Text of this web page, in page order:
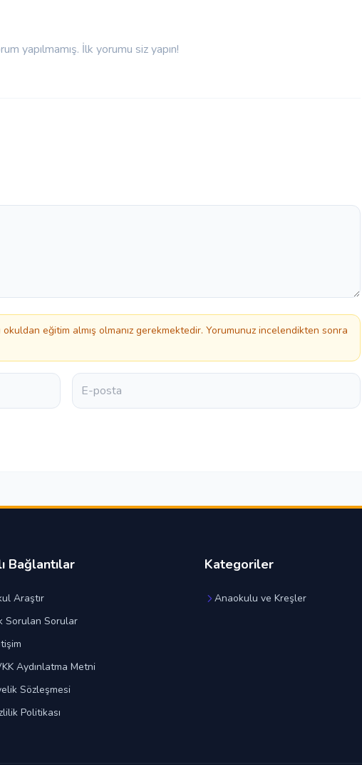
yapılmamış. İlk yorumu siz yapın!
eğitim almış olmanız gerekmektedir. Yorumunuz incelendikten sonra
Bağlantılar
Araştır
Sorulan Sorular
Aydınlatma Metni
Sözleşmesi
Politikası
Kategoriler
Anaokulu ve Kreşler